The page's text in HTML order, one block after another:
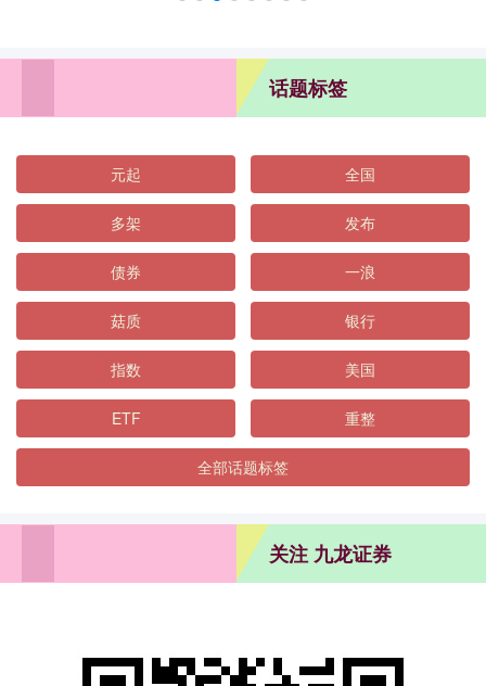
话题标签
元起 全国
多架 发布
债券 一浪
菇质 银行
指数 美国
ETF 重整
全部话题标签
关注 九龙证券